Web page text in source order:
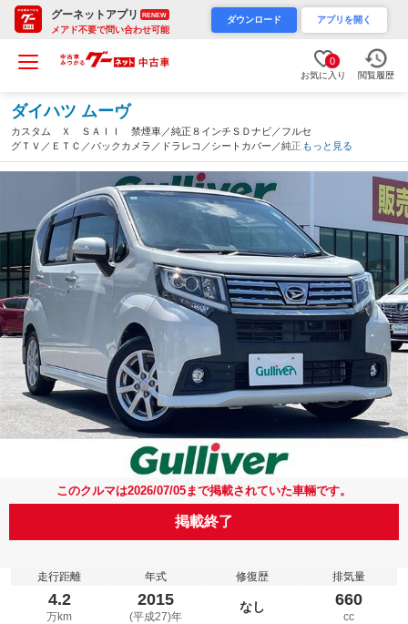
グーネットアプリ RENEW
メアド不要で問い合わせ可能
ダウンロード アプリを開く
0
お気に入り 閲覧履歴
ダイハツ ムーヴ
カスタム Ｘ ＳＡＩＩ 禁煙車／純正８インチＳＤナビ／フルセ
グＴＶ／ＥＴＣ／バックカメラ／ドラレコ／シートカバー／純正１
４インチＡＷ／ＬＥＤライト／Ｂｌｕｅｔｏｏｔｈ／オートライト
／コーナーセンサー／アイドリングストップ（長野県）
もっと見る
このクルマは2026/07/05まで掲載されていた車輛です。
掲載終了
走行距離
4.2
万km
年式
2015
(平成27)年
修復歴
なし
排気量
660
cc